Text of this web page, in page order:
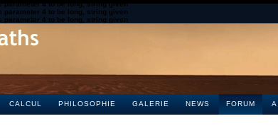
parameter 4 to be long, string given
parameter 4 to be long, string given
parameter 4 to be long, string given
CALCUL PHILOSOPHIE GALERIE NEWS FORUM